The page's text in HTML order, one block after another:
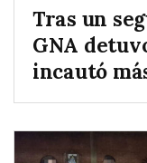
Tras un
GNA
incautó